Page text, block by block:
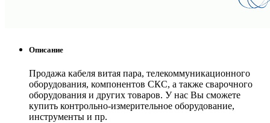
Описание
Продажа кабеля витая пара, телекоммуникационного
оборудования, компонентов СКС, а также сварочного
оборудования и других товаров. У нас Вы сможете
купить контрольно-измерительное оборудование,
инструменты и пр.